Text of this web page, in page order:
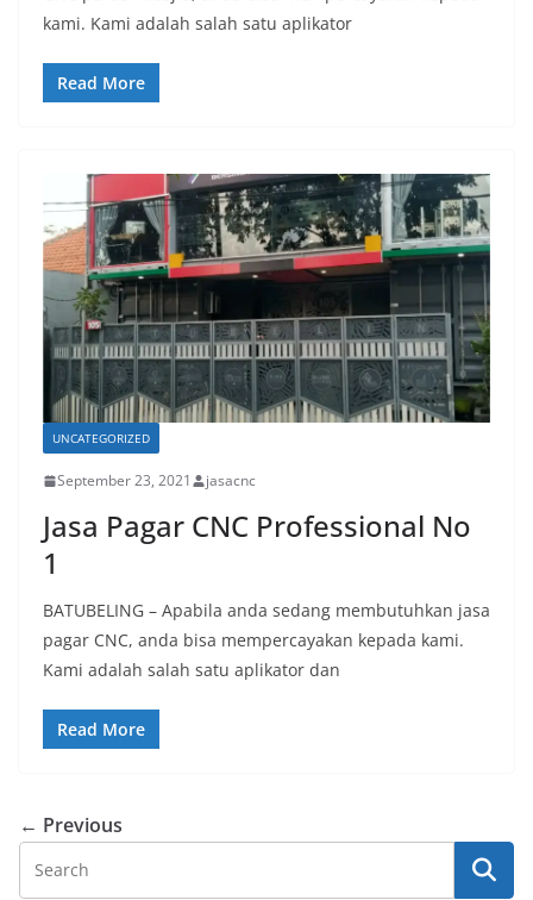
kami. Kami adalah salah satu aplikator
Read More
UNCATEGORIZED
September 23, 2021 jasacnc
Jasa Pagar CNC Professional No
1
BATUBELING – Apabila anda sedang membutuhkan jasa
pagar CNC, anda bisa mempercayakan kepada kami.
Kami adalah salah satu aplikator dan
Read More
← Previous